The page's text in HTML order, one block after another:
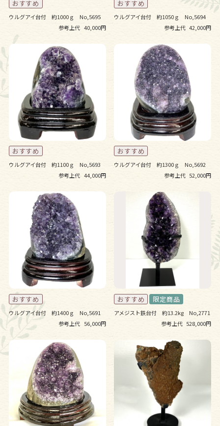
ウルグアイ台付 約1000ｇ No,5695
参考上代 40,000円
ウルグアイ台付 約1050ｇ No,5694
参考上代 42,000円
ウルグアイ台付 約1100ｇ No,5693
参考上代 44,000円
ウルグアイ台付 約1300ｇ No,5692
参考上代 52,000円
ウルグアイ台付 約1400ｇ No,5691
参考上代 56,000円
アメジスト鉄台付 約13.2kg No,2771
参考上代 528,000円